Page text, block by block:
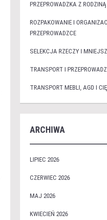
PRZEPROWADZKA Z
ROZPAKOWANIE I
PRZEPROWADZCE
SELEKCJA RZECZY I
TRANSPORT I
TRANSPORT MEBLI, AGD I
ARCHIWA
LIPIEC 2026
CZERWIEC 2026
MAJ 2026
KWIECIEŃ 2026